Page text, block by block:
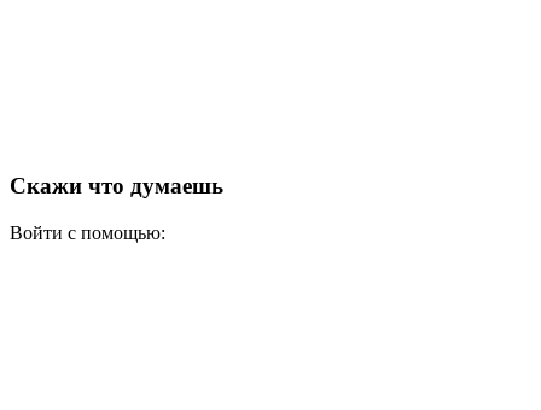
Скажи что думаешь
Войти с помощью: